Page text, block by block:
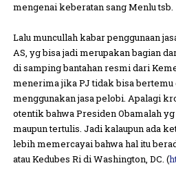
mengenai keberatan sang Menlu tsb.
Lalu muncullah kabar penggunaan
AS, yg bisa jadi merupakan bagian
di samping bantahan resmi dari
menerima jika PJ tidak bisa bertemu
menggunakan jasa pelobi. Apalagi
otentik bahwa Presiden Obamalah
maupun tertulis. Jadi kalaupun ada
lebih memercayai bahwa hal itu
atau Kedubes Ri di Washington, DC. (